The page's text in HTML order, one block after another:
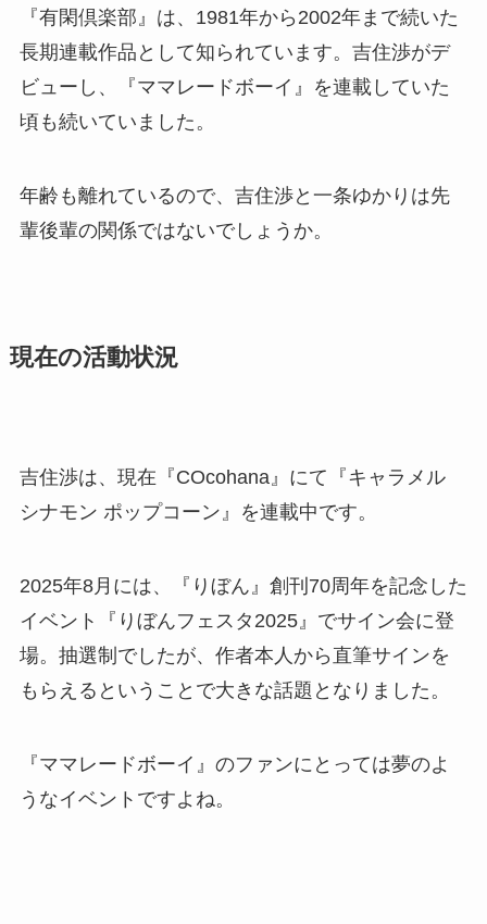
『有閑倶楽部』は、1981年から2002年まで続いた
長期連載作品として知られています。吉住渉がデ
ビューし、『ママレードボーイ』を連載していた
頃も続いていました。
年齢も離れているので、吉住渉と一条ゆかりは先
輩後輩の関係ではないでしょうか。
現在の活動状況
吉住渉は、現在『COcohana』にて『キャラメル
シナモン ポップコーン』を連載中です。
2025年8月には、『りぼん』創刊70周年を記念した
イベント『りぼんフェスタ2025』でサイン会に登
場。抽選制でしたが、作者本人から直筆サインを
もらえるということで大きな話題となりました。
『ママレードボーイ』のファンにとっては夢のよ
うなイベントですよね。